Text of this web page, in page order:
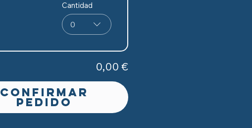
Cantidad
0
0,00 €
Confirmar
pedido